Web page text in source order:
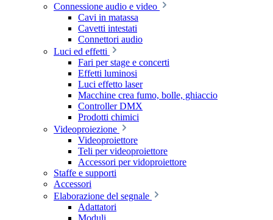
Connessione audio e video
Cavi in matassa
Cavetti intestati
Connettori audio
Luci ed effetti
Fari per stage e concerti
Effetti luminosi
Luci effetto laser
Macchine crea fumo, bolle, ghiaccio
Controller DMX
Prodotti chimici
Videoproiezione
Videoproiettore
Teli per videoproiettore
Accessori per vidoproiettore
Staffe e supporti
Accessori
Elaborazione del segnale
Adattatori
Moduli